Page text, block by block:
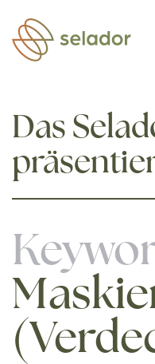
Zum Hauptinhalt
Das